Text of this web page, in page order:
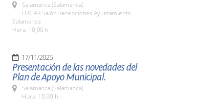
Salamanca (Salamanca)
LUGAR Salón Recepciones Ayuntamiento.
Salamanca
Hora: 10,00 h.
17/11/2025
Presentación de las novedades del
Plan de Apoyo Municipal.
Salamanca (Salamanca)
Hora: 10:30 h.